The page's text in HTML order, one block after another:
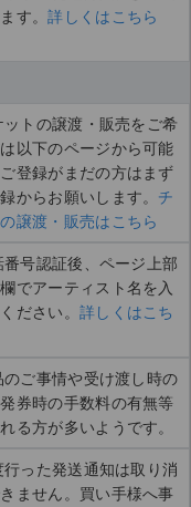
す。詳しくはこちら
ットの譲渡・販売をご希
以下のページから可能
登録がまだの方はまず
からお願いします。 チ
譲渡・販売はこちら
番号認証後、ページ上部
でアーティスト名を入
ださい。 詳しくはこち
のご事情や受け渡し時の
券時の手数料の有無等
る方が多いようです。
行った発送通知は取り消
ません。買い手様へ事